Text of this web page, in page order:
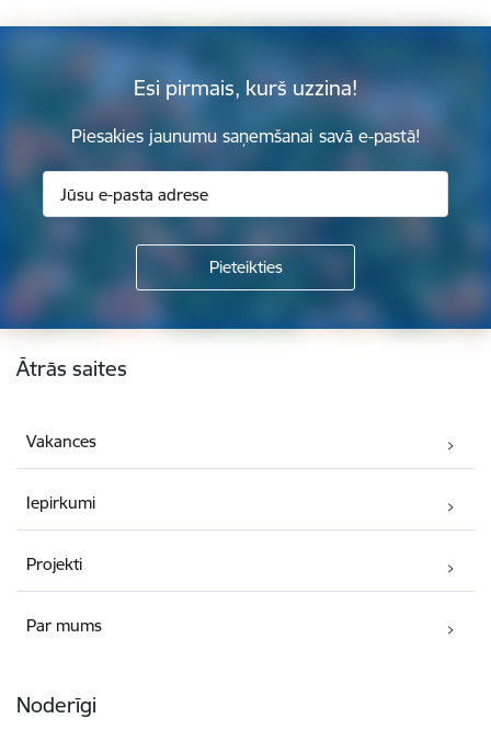
Esi pirmais, kurš uzzina!
Piesakies jaunumu saņemšanai savā e-pastā!
Kājene
Ātrās saites
Vakances
Iepirkumi
Projekti
Par mums
Noderīgi